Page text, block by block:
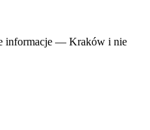
informacje — Kraków i nie